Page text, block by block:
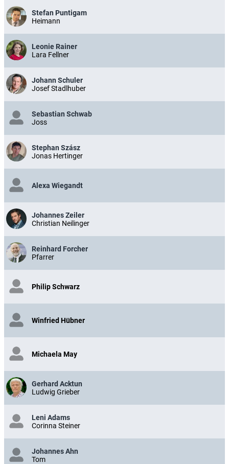
Stefan Puntigam
Heimann
Leonie Rainer
Lara Fellner
Johann Schuler
Josef Stadlhuber
Sebastian Schwab
Joss
Stephan Szász
Jonas Hertinger
Alexa Wiegandt
Johannes Zeiler
Christian Neilinger
Reinhard Forcher
Pfarrer
Philip Schwarz
Winfried Hübner
Michaela May
Gerhard Acktun
Ludwig Grieber
Leni Adams
Corinna Steiner
Johannes Ahn
Tom